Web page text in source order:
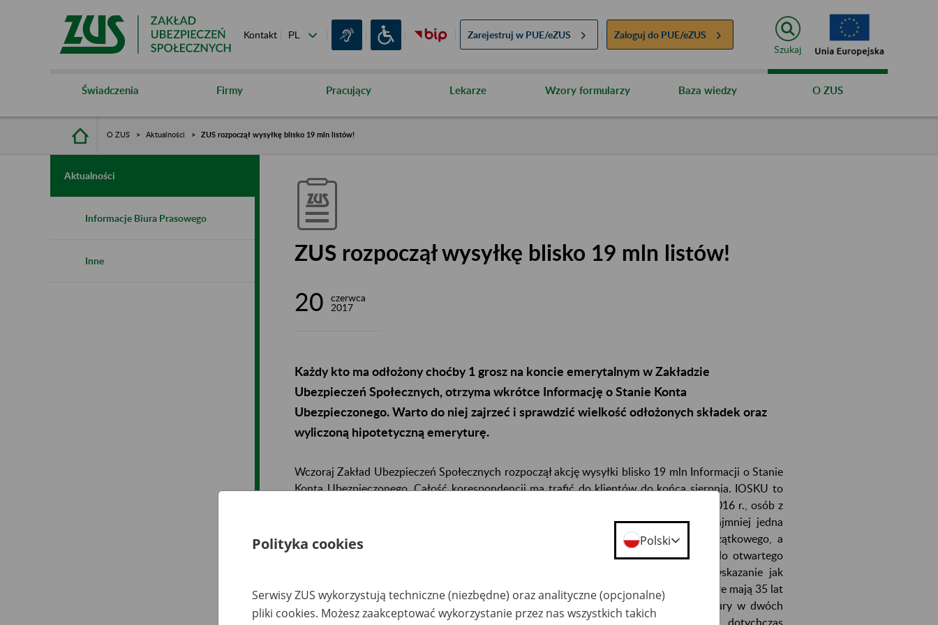
Kontakt Zarejestruj w PUE/eZUS Zaloguj do PUE/eZUS
Szukaj
Świadczenia Firmy Pracujący Lekarze Wzory formularzy Baza wiedzy O ZUS
O ZUS Aktualności ZUS rozpoczął wysyłkę blisko 19 mln listów!
Aktualności
Informacje Biura Prasowego
Inne ZUS rozpoczął wysyłkę blisko 19 mln listów!
20
czerwca
2017
Każdy kto ma odłożony choćby 1 grosz na koncie emerytalnym w Zakładzie
Ubezpieczeń Społecznych, otrzyma wkrótce Informację o Stanie Konta
Ubezpieczonego. Warto do niej zajrzeć i sprawdzić wielkość odłożonych składek oraz
wyliczoną hipotetyczną emeryturę.
Wczoraj Zakład Ubezpieczeń Społecznych rozpoczął akcję wysyłki blisko 19 mln Informacji o Stanie
Konta Ubezpieczonego. Całość korespondencji ma trafić do klientów do końca sierpnia. IOSKU to
nic innego jak dokładny opis stanu finansowego konta emerytalnego, na 31 grudnia 2016 r., osób z
powszechnego systemu ubezpieczeń społecznych, za które trafiła na konto przynajmniej jedna
składka. Przedstawia sumę wszystkich zwaloryzowanych składek oraz kapitału początkowego, a
także wskazanie ile składek zgromadzonych jest na subkoncie w ZUS, a ile trafiło do otwartego
funduszu emerytalnego (jeżeli ktoś jest członkiem OFE). Informacja zawiera też wskazanie jak
wyglądał wpływ składek emerytalnych miesiąc po miesiącu w całym 2016 r. Osoby, które mają 35 lat
lub więcej z IOSKU mogą się dowiedzieć o wysokości swojej hipotetycznej emerytury w dwóch
wariantach: gdyby już do emerytury nie pracowali tylko bazowali na składkach dotychczas
Polityka cookies Polski
Serwisy ZUS wykorzystują techniczne (niezbędne) oraz analityczne (opcjonalne)
pliki cookies. Możesz zaakceptować wykorzystanie przez nas wszystkich takich